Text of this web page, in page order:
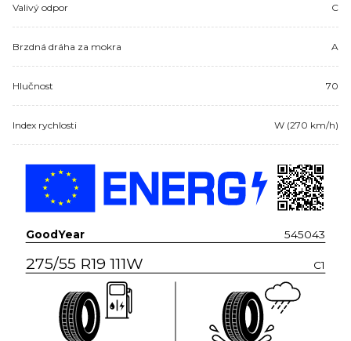
Valivý odpor C
Brzdná dráha za mokra A
Hlučnost 70
Index rychlosti W (270 km/h)
GoodYear 545043
275/55 R19 111W C1